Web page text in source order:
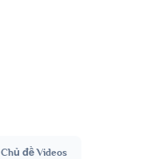
Chủ đề Videos